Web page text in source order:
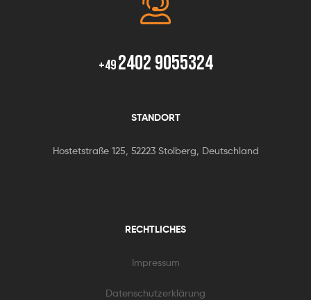
+492402 9055324
STANDORT
Hostetstraße 125, 52223 Stolberg, Deutschland
RECHTLICHES
Impressum
Datenschutzerklärung